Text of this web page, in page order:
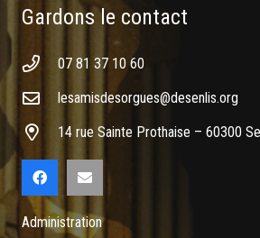
Gardons le contact
07 81 37 10 60
lesamisdesorgues@desenlis.org
14 rue Sainte Prothaise – 60300
Administration